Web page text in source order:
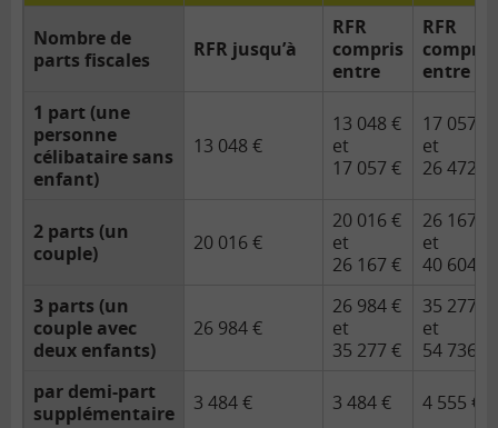
Nombre de
parts fiscales
RFR jusqu’à
RFR
compris
entre
RFR
compris
entre
1 part (une
personne
célibataire sans
enfant)
13 048 €
13 048 €
et
17 057 €
17 057 €
et
26 472 €
2 parts (un
couple)
20 016 €
20 016 €
et
26 167 €
26 167 €
et
40 604 €
3 parts (un
couple avec
deux enfants)
26 984 €
26 984 €
et
35 277 €
35 277 €
et
54 736 €
par demi-part
supplémentaire
3 484 € 3 484 € 4 555 €